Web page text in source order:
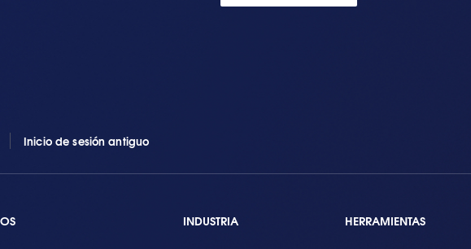
Inicio de sesión antiguo
INDUSTRIA HERRAMIENTAS